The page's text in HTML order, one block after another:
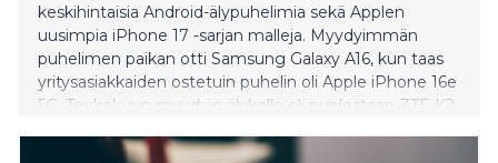
keskihintaisia Android-älypuhelimia sekä Applen
uusimpia iPhone 17 -sarjan malleja. Myydyimmän
puhelimen paikan otti Samsung Galaxy A16, kun taas
yritysasiakkaiden ostetuin puhelin oli Apple iPhone 16e
5G. Toukokuun myydyin älykello oli puolestaan ZTE K2